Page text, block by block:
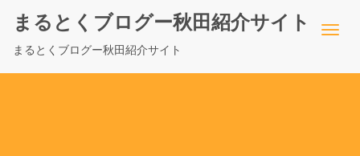
まるとくブログー秋田紹介サイト
まるとくブログー秋田紹介サイト